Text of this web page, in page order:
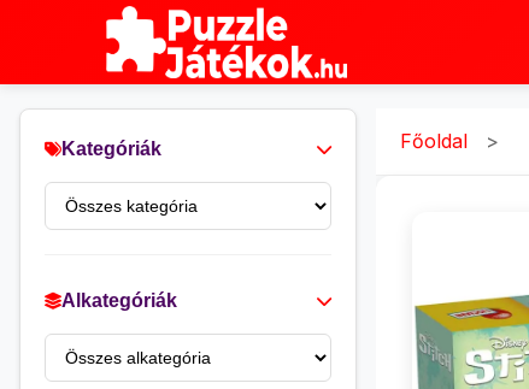
Kategóriák
Alkategóriák
Főoldal >